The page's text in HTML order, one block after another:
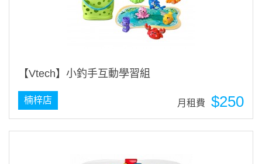
【Vtech】小釣手互動學習組
$250
月租費
楠梓店